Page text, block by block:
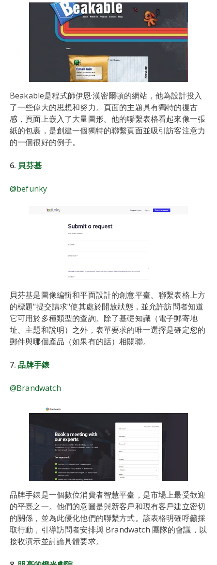
Beakable是程式師伊恩·漢密爾頓的網站，他為設計投入
了一些偉大的思想和努力。頁面的主題具有獨特的復古
感，頁面上嵌入了大量圖形。他的聯繫表格看起來像一張
紙的包裹，是創建一個獨特的聯繫頁面並吸引訪客注意力
的一個很好的例子。
6. 貝芬基
@befunky
貝芬基是圖像編輯和平面設計的創意平臺。聯繫表格上方
的標題"提交請求"使其處於開放狀態，並允許訪問者知道
它可用於多種類型的查詢。除了基礎知識（電子郵寄地
址、主題和說明）之外，表單要求的唯一選擇是確定您的
郵件與哪個產品（如果有的話）相關聯。
7.品牌手錶
@Brandwatch
品牌手錶是一個數位消費者智慧平臺，是市場上最受歡迎
的平臺之一。他們的意圖是與新客戶和現有客戶建立密切
的關係，並為此優化他們的聯繫方式。該表格明確呼籲採
取行動，引導訪問者安排與 Brandwatch 團隊的會議，以
接收演示並討論具體要求。